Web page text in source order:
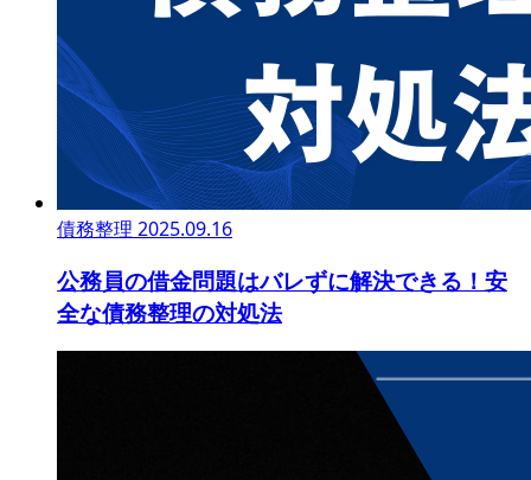
債務整理 2025.09.16
公務員の借金問題はバレずに解決できる！安
全な債務整理の対処法